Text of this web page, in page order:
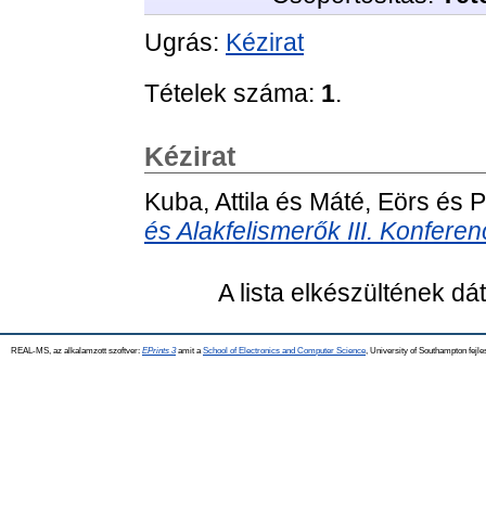
Ugrás: Kézirat
Tételek száma: 1.
Kézirat
Kuba, Attila és Máté, Eörs és
és Alakfelismerők III.
A lista elkészültének
REAL-MS, az alkalamzott szoftver: EPrints 3amit a School of Electronics and Computer Science , University of Southampton